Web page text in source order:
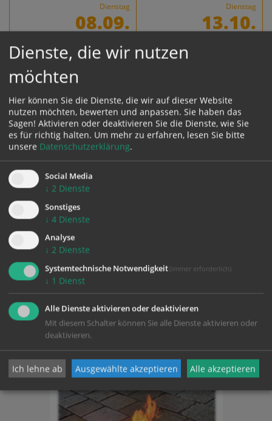
Dienstag
08.09.
Dienstag
13.10.
14:00 Uhr | Steyr-
Christkindl, Steyr
Seniorencafé
Dienstag
10.11.
14:00 Uhr | Steyr-
Christkindl, Steyr
Adventbesinnung
Dienstag
BLATT
Dienste, die wir nutzen
möchten
Hier können Sie die Dienste, die wir auf dieser Website
nutzen möchten, bewerten und anpassen. Sie haben das
Sagen! Aktivieren oder deaktivieren Sie die Dienste, wie Sie
es für richtig halten. Um mehr zu erfahren, lesen Sie bitte
unsere Datenschutzerklärung.
Social Media
↓ 2 Dienste
Sonstiges
↓ 4 Dienste
Analyse
↓ 2 Dienste
Systemtechnische Notwendigkeit (immer erforderlich)
↓ 1 Dienst
Alle Dienste aktivieren oder deaktivieren
Mit diesem Schalter können Sie alle Dienste aktivieren oder
deaktivieren.
Ich lehne ab Ausgewählte akzeptieren Alle akzeptieren